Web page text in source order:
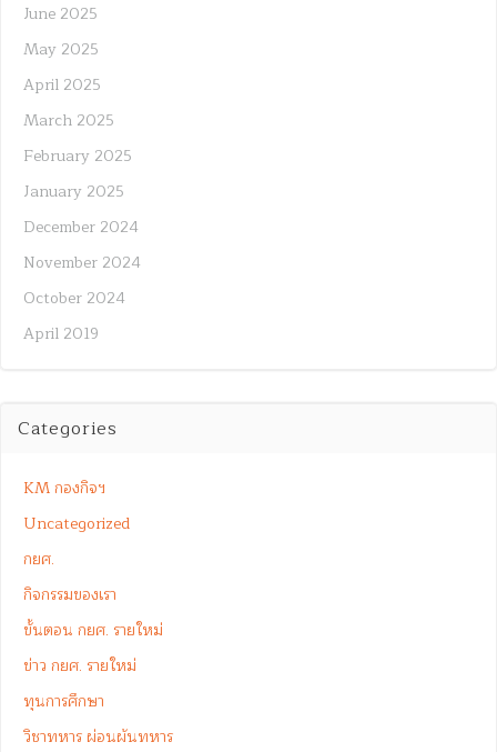
June 2025
May 2025
April 2025
March 2025
February 2025
January 2025
December 2024
November 2024
October 2024
April 2019
Categories
KM กองกิจฯ
Uncategorized
กยศ.
กิจกรรมของเรา
ขั้นตอน กยศ. รายใหม่
ข่าว กยศ. รายใหม่
ทุนการศึกษา
วิชาทหาร ผ่อนผันทหาร